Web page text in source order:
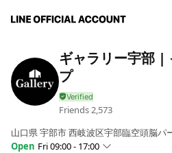
ギャラリー宇部 |
プ
Friends2,573
山口県 宇部市 西岐波区宇部臨空頭脳パ
Open Fri 09:00 - 17:00